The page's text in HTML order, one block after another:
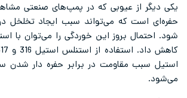
یکی دیگر از عیوبی که در پمپ‌های صنعتی
حفره‌ای است که می‌تواند سبب ایجاد تخلخل
شود. احتمال بروز این خوردگی را می‌توان با
استیل سبب مقاومت در برابر حفره دار
می‌شود.